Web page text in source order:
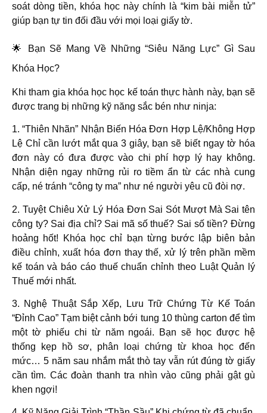
soát dòng tiền, khóa học này chính là “kim bài miễn tử”
giúp bạn tự tin đối đầu với mọi loại giấy tờ.
🌟 Bạn Sẽ Mang Về Những “Siêu Năng Lực” Gì Sau
Khóa Học?
Khi tham gia khóa học học kế toán thực hành này, bạn sẽ
được trang bị những kỹ năng sắc bén như ninja:
1. “Thiên Nhãn” Nhận Biến Hóa Đơn Hợp Lệ/Không Hợp
Lệ Chỉ cần lướt mắt qua 3 giây, bạn sẽ biết ngay tờ hóa
đơn này có đưa được vào chi phí hợp lý hay không.
Nhận diện ngay những rủi ro tiềm ẩn từ các nhà cung
cấp, né tránh “công ty ma” như né người yêu cũ đòi nợ.
2. Tuyệt Chiêu Xử Lý Hóa Đơn Sai Sót Mượt Mà Sai tên
công ty? Sai địa chỉ? Sai mã số thuế? Sai số tiền? Đừng
hoảng hốt! Khóa học chỉ bạn từng bước lập biên bản
điều chỉnh, xuất hóa đơn thay thế, xử lý trên phần mềm
kế toán và báo cáo thuế chuẩn chỉnh theo Luật Quản lý
Thuế mới nhất.
3. Nghệ Thuật Sắp Xếp, Lưu Trữ Chứng Từ Kế Toán
“Đỉnh Cao” Tạm biệt cảnh bới tung 10 thùng carton để tìm
một tờ phiếu chi từ năm ngoái. Bạn sẽ học được hệ
thống kẹp hồ sơ, phân loại chứng từ khoa học đến
mức… 5 năm sau nhắm mắt thò tay vẫn rút đúng tờ giấy
cần tìm. Các đoàn thanh tra nhìn vào cũng phải gật gù
khen ngợi!